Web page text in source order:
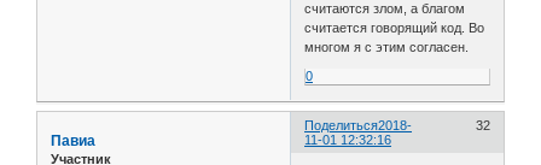
считаются злом, а благом
считается говорящий код. Во
многом я с этим согласен.
0
Поделиться 32
2018-
11-01 12:32:16
Павиа
Участник